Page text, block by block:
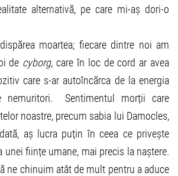
alternativă, pe care mi-aș dori-o
moartea; fiecare dintre noi am
de cyborg, care în loc de cord ar avea
care s-ar autoîncărca de la energia
nemuritori. Sentimentul morții care
noastre, precum sabia lui Damocles,
aș lucra puțin în ceea ce privește
unei ființe umane, mai precis la naștere.
ne chinuim atât de mult pentru a aduce